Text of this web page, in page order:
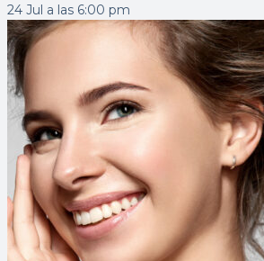
24 Jul a las 6:00 pm